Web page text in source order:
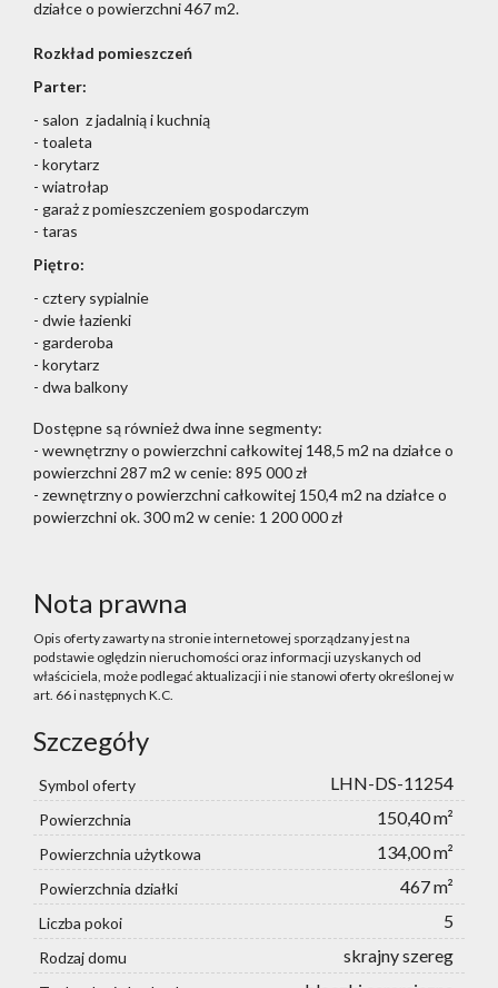
działce o powierzchni 467 m2.
Rozkład pomieszczeń
Parter:
- salon z jadalnią i kuchnią
- toaleta
- korytarz
- wiatrołap
- garaż z pomieszczeniem gospodarczym
- taras
Piętro:
- cztery sypialnie
- dwie łazienki
- garderoba
- korytarz
- dwa balkony
Dostępne są również dwa inne segmenty:
- wewnętrzny o powierzchni całkowitej 148,5 m2 na działce o
powierzchni 287 m2 w cenie: 895 000 zł
- zewnętrznyo powierzchni całkowitej 150,4 m2 na działce o
powierzchni ok. 300 m2 w cenie: 1 200 000 zł
Nota prawna
Opis oferty zawarty na stronie internetowej sporządzany jest na
podstawie oględzin nieruchomości oraz informacji uzyskanych od
właściciela, może podlegać aktualizacji i nie stanowi oferty określonej w
art. 66 i następnych K.C.
Szczegóły
Symbol oferty LHN-DS-11254
Powierzchnia 150,40 m²
Powierzchnia użytkowa 134,00 m²
Powierzchnia działki 467 m²
Liczba pokoi 5
Rodzaj domu skrajny szereg